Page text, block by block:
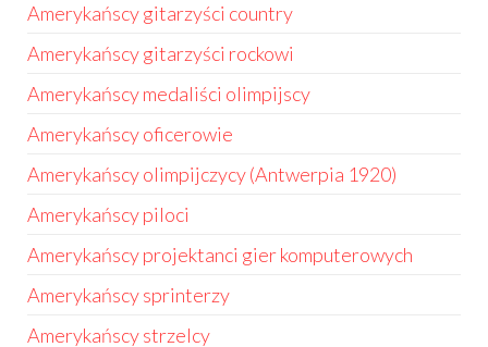
Amerykańscy gitarzyści country
Amerykańscy gitarzyści rockowi
Amerykańscy medaliści olimpijscy
Amerykańscy oficerowie
Amerykańscy olimpijczycy (Antwerpia 1920)
Amerykańscy piloci
Amerykańscy projektanci gier komputerowych
Amerykańscy sprinterzy
Amerykańscy strzelcy